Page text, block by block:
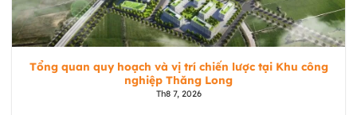
Tổng quan quy hoạch và vị trí chiến lược tại Khu công
nghiệp Thăng Long
Th8 7, 2026